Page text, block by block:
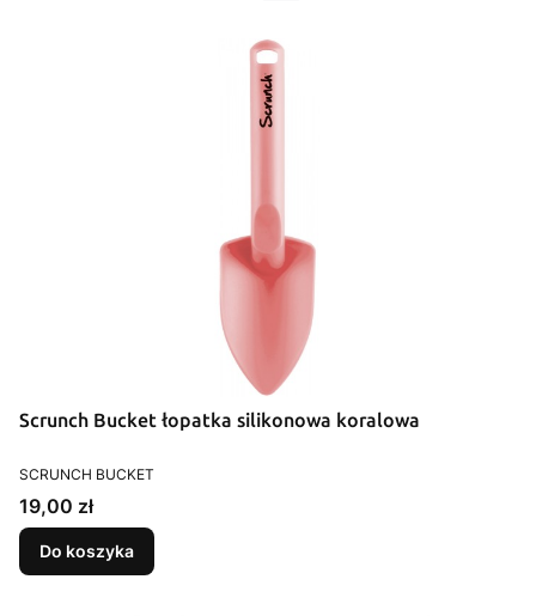
Scrunch Bucket łopatka silikonowa koralowa
PRODUCENT
SCRUNCH BUCKET
Cena
19,00 zł
Do koszyka